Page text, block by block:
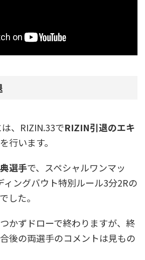
、RIZIN.33でRIZIN引退のエキ
を行います。
選手で、スペシャルワンマッ
ィングバウト特別ルール3分2Rの
した。
かずドローで終わりますが、終
後の両選手のコメントは見もの